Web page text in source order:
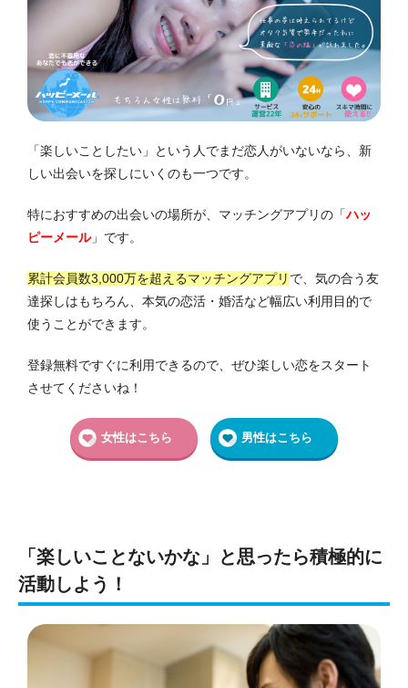
「楽しいことしたい」という人でまだ恋人がいないなら、新
しい出会いを探しにいくのも一つです。
特におすすめの出会いの場所が、マッチングアプリの 「ハッ
ピーメール」です。
累計会員数3,000万を超えるマッチングアプリ で、気の合う友
達探しはもちろん、本気の恋活・婚活など幅広い利用目的で
使うことができます。
登録無料ですぐに利用できるので、ぜひ楽しい恋をスタート
させてくださいね！
女性はこちら 男性はこちら
「楽しいことないかな」と思ったら積極的に
活動しよう！